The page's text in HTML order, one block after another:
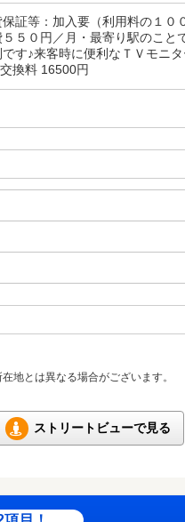
証等：加入要（利用料の１０
５０円／月・最寄り駅のこと
す♪来客時に便利なＴＶモニ
換料 16500円
地とは異なる場合がございます。
ストリートビューで見る